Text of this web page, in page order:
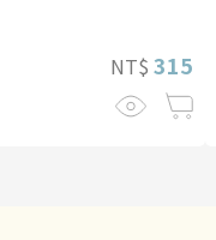
NT$ 315